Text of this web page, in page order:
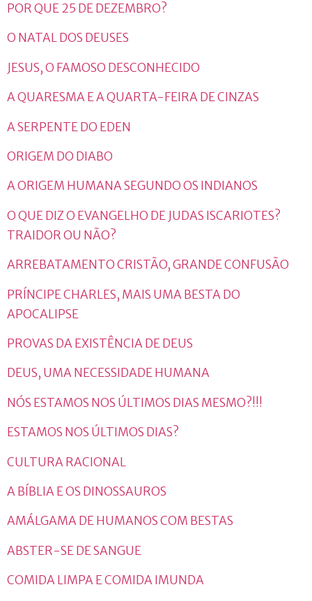
POR QUE 25 DE DEZEMBRO?
O NATAL DOS DEUSES
JESUS, O FAMOSO DESCONHECIDO
A QUARESMA E A QUARTA-FEIRA DE CINZAS
A SERPENTE DO EDEN
ORIGEM DO DIABO
A ORIGEM HUMANA SEGUNDO OS INDIANOS
O QUE DIZ O EVANGELHO DE JUDAS ISCARIOTES?
TRAIDOR OU NÃO?
ARREBATAMENTO CRISTÃO, GRANDE CONFUSÃO
PRÍNCIPE CHARLES, MAIS UMA BESTA DO
APOCALIPSE
PROVAS DA EXISTÊNCIA DE DEUS
DEUS, UMA NECESSIDADE HUMANA
NÓS ESTAMOS NOS ÚLTIMOS DIAS MESMO?!!!
ESTAMOS NOS ÚLTIMOS DIAS?
CULTURA RACIONAL
A BÍBLIA E OS DINOSSAUROS
AMÁLGAMA DE HUMANOS COM BESTAS
ABSTER-SE DE SANGUE
COMIDA LIMPA E COMIDA IMUNDA